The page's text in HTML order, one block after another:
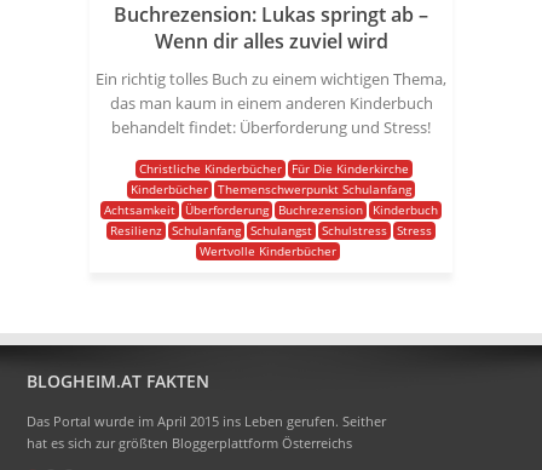
Buchrezension: Lukas springt ab –
Wenn dir alles zuviel wird
Ein richtig tolles Buch zu einem wichtigen Thema,
das man kaum in einem anderen Kinderbuch
behandelt findet: Überforderung und Stress!
Christliche Kinderbücher
Für Die Kinderkirche
Kinderbücher Themenschwerpunkt Schulanfang
Achtsamkeit
Überforderung Buchrezension
Kinderbuch
Resilienz Schulanfang Schulangst Schulstress Stress
Wertvolle Kinderbücher
BLOGHEIM.AT FAKTEN
Das Portal wurde im April 2015 ins Leben gerufen. Seither
hat es sich zur größten Bloggerplattform Österreichs